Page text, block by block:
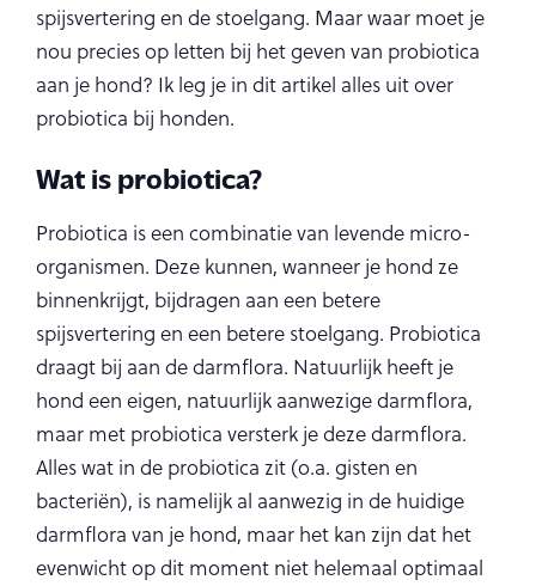
spijsvertering en de stoelgang. Maar waar moet je
nou precies op letten bij het geven van probiotica
aan je hond? Ik leg je in dit artikel alles uit over
probiotica bij honden.
Wat is probiotica?
Probiotica is een combinatie van levende micro-
organismen. Deze kunnen, wanneer je hond ze
binnenkrijgt, bijdragen aan een betere
spijsvertering en een betere stoelgang. Probiotica
draagt bij aan de darmflora. Natuurlijk heeft je
hond een eigen, natuurlijk aanwezige darmflora,
maar met probiotica versterk je deze darmflora.
Alles wat in de probiotica zit (o.a. gisten en
bacteriën), is namelijk al aanwezig in de huidige
darmflora van je hond, maar het kan zijn dat het
evenwicht op dit moment niet helemaal optimaal